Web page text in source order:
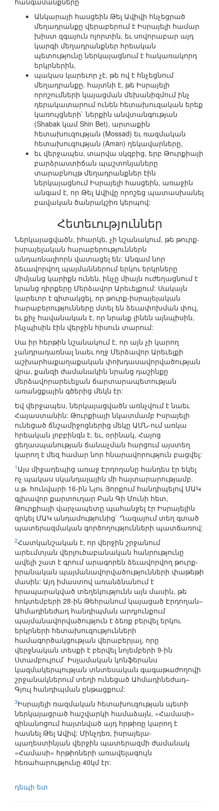
Անկարայի հասցեին Թել Ավիվի հնչեցրած
մեղադրանքը վերաբերում է Իսրայելի համար
խիստ զգայուն ոլորտին, եւ սովորաբար այդ
կարգի մեղադրանքներ հրեական
պետությունը ներկայացնում է հակառակորդ
երկրներին,
պակաս կարեւոր չէ, թե ով է հնչեցնում
մեղադրանքը. հայտնի է, թե Իսրայելի
որոշումների կայացման մեխանիզմում ինչ
դերակատարում ունեն հետախուզական երեք
կառույցների` ներքին անվտանգության
(Shabak կամ Shin Bet), արտաքին
հետախուզության (Mossad) եւ ռազմական
հետախուզության (Aman) ղեկավարները,
եւ վերջապես, տարվա սկզբից, երբ Թուրքիայի
բարձրաստիճան պաշտոնյաները
տարաբնույթ մեղադրանքներ էին
ներկայացնում Իսրայելի հասցեին, առաջին
անգամ է, որ Թել Ավիվը որոշեց պատասխանել
բավական ծանրակշիռ կերպով:
Հետեւություններ
Ներկայացվածն, իհարկե, չի նշանակում, թե թուրք-
իսրայելական հարաբերություններն
անդառնալիորն վատացել են: Անգամ նոր
ձեւավորվող պայմաններում երկու երկրները
միմյանց կարիքն ունեն, ինչը միայն ուժեղացնում է
նրանց դիրքերը Մերձավոր Արեւելքում: Սակայն
կարեւոր է գիտակցել, որ թուրք-իսրայելական
հարաբերությունները մտել են ձեւափոխման փուլ,
եւ քիչ հավանական է, որ նրանք լինեն այնպիսին,
ինչպիսին էին վերջին հիսուն տարում:
Սա իր հերթին նշանակում է, որ այն չի կարող
չանդրադառնալ նաեւ ողջ Մերձավոր Արեւելքի
աշխարհաքաղաքական փոխդասավորվածության
վրա, քանզի ժամանակին նրանց դաշինքը
մերձավորարեւելյան ճարտարապետության
առանցքային գծերից մեկն էր:
Եվ վերջապես, ներկայացվածն առնչվում է նաեւ
Հայաստանին: Թուրքիայի նկատմամբ Իսրայելի
ունեցած ճնշամիջոցներից մեկը ԱՄՆ-ում առկա
հրեական լոբբինգն է, եւ, օրինակ, Հայոց
ցեղասպանության ճանաչման հարցում այստեղ
կարող է մեզ համար նոր հնարավորություն բացվել:
1 Այս միջադեպից առաջ Էրդողանը հանդես էր եկել
ոչ պակաս սկանդալային մի հայտարարությամբ.
ս.թ. հունվարի 16-ին Նյու Յորքում հանդիպելով ՄԱԿ
գլխավոր քարտուղար Բան Գի Մունի հետ,
Թուրքիայի վարչապետը պահանջել էր Իսրայելին
զրկել ՄԱԿ անդամությունից` Ղազայում տեղ գտած
պատերազմական գործողությունների պատճառով:
2Հատկանշական է, որ վերջին շրջանում
արեւմտյան վերլուծաբանական հանրությունը
ավելի շատ է գրում արագորեն ձեւավորվող թուրք-
իրանական պայմանավորվածությունների փաթեթի
մասին: Այդ իմաստով առանձնանում է
հրապարակված տեղեկությունն այն մասին, թե
հոկտեմբերի 28-ին Թեհրանում կայացած Էրդողան–
Ահմադինեժադ հանդիպման արդյունքում
պայմանավորվածություն է ձեռք բերվել երկու
երկրների հետախուզությունների
համագործակցության վերաբերյալ, որը
վերջնական տեսքի է բերվել նոյեմբերի 9-ին
Ստամբուլում` Իսլամական կոնֆերանս
կազմակերպության տնտեսական գագաթաժողովի
շրջանակներում տեղի ունեցած Ահմադինեժադ–
Գյուլ հանդիպման ընթացքում:
3Իսրայելի ռազմական հետախուզության պետի
ներկայացրած հաշվարկի համաձայն, «Համասի»
զինանոցում հայտնված այդ հրթիռը կարող է
հասնել Թել Ավիվ: Մինչդեռ, իսրայելա-
պաղեստինյան վերջին պատերազմի ժամանակ
«Համասի» հրթիռների առավելագույն
հեռահարությունը 40կմ էր:
դեպի ետ